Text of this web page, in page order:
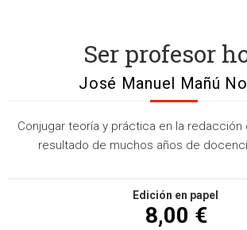
Ser profesor
José Manuel Mañú
Conjugar teoría y práctica en la redacción
resultado de muchos años de
Edición en papel
8,00 €